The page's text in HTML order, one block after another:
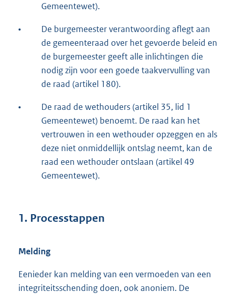
Gemeentewet).
•
De burgemeester verantwoording aflegt aan
de gemeenteraad over het gevoerde beleid en
de burgemeester geeft alle inlichtingen die
nodig zijn voor een goede taakvervulling van
de raad (artikel 180).
•
De raad de wethouders (artikel 35, lid 1
Gemeentewet) benoemt. De raad kan het
vertrouwen in een wethouder opzeggen en als
deze niet onmiddellijk ontslag neemt, kan de
raad een wethouder ontslaan (artikel 49
Gemeentewet).
1. Processtappen
Melding
Eenieder kan melding van een vermoeden van een
integriteitsschending doen, ook anoniem. De